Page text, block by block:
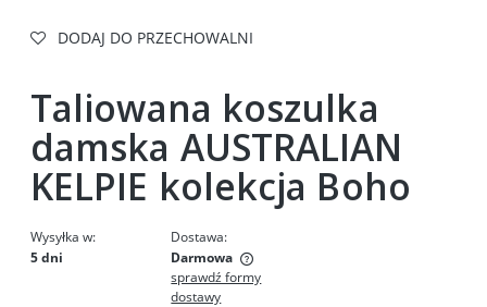
DODAJ DO PRZECHOWALNI
Taliowana koszulka
damska AUSTRALIAN
KELPIE kolekcja Boho
Wysyłka w:
5 dni
Dostawa:
Darmowa
Cena nie zawiera ewentualnych kosztów płatności
sprawdź formy
dostawy